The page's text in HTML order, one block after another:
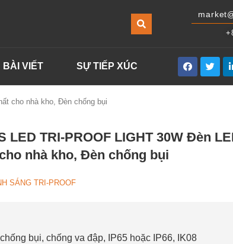
BÀI VIẾT SỰ TIẾP XÚC
cho nhà kho, Đèn chống bụi
LED TRI-PROOF LIGHT 30W Đèn
nhà kho, Đèn chống bụi
SÁNG TRI-PROOF
bụi, chống va đập, IP65 hoặc IP66, IK08